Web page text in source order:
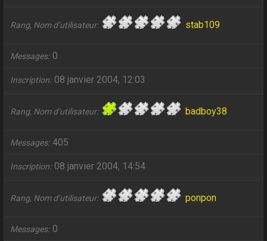
Rang, Nom d’utilisateur stab109
Messages 0
Inscription 08 janvier 2004, 12:03
Rang, Nom d’utilisateur badboy38
Messages 405
Inscription 08 janvier 2004, 14:54
Rang, Nom d’utilisateur ponpon
Messages 0